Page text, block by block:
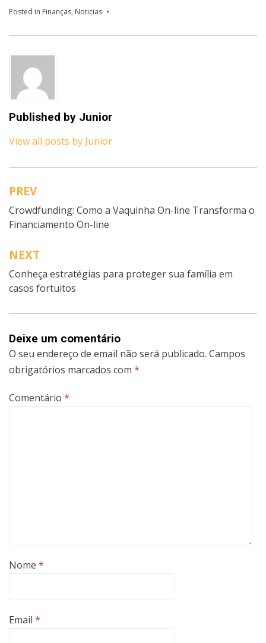
Posted in Finanças, Noticias
Published by Junior
View all posts by Junior
Navegação
de
artigos
PREV
Crowdfunding: Como a Vaquinha On-line Transforma o
Financiamento On-line
NEXT
Conheça estratégias para proteger sua família em
casos fortuitos
Deixe um comentário
O seu endereço de email não será publicado. Campos
obrigatórios marcados com *
Comentário *
Nome *
Email *